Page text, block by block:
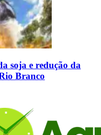
soja e redução da
Branco